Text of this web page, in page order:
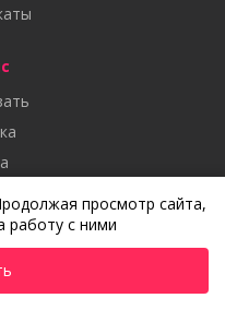
просмотр сайта,
работу с ними